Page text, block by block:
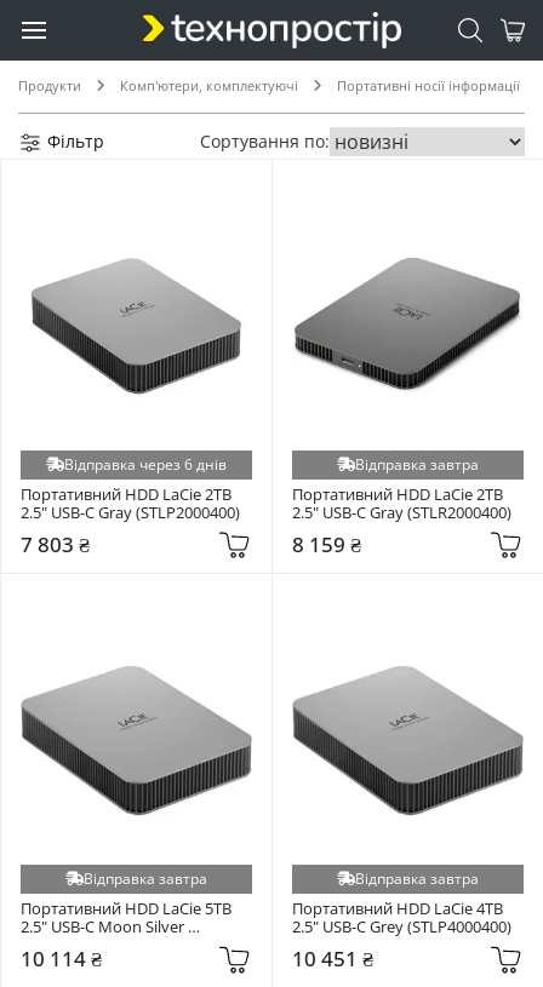
Продукти Комп'ютери, комплектуючі Портативні носії інформації
Фільтр Сортування по:
Відправка через 6 днів
Портативний HDD LaCie 2TB
2.5" USB-C Gray (STLP2000400)
7 803 ₴
Відправка завтра
Портативний HDD LaCie 2TB
2.5" USB-C Gray (STLR2000400)
8 159 ₴
Відправка завтра
Портативний HDD LaCie 5TB
2.5" USB-C Moon Silver
10 114 ₴
Відправка завтра
Портативний HDD LaCie 4TB
2.5" USB-C Grey (STLP4000400)
10 451 ₴